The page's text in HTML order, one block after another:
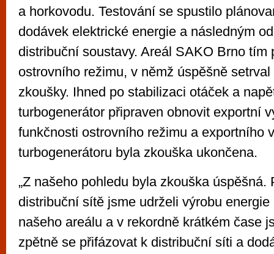
a horkovodu. Testování se spustilo
dodávek elektrické energie a následným
distribuční soustavy. Areál SAKO Brno tím
ostrovního režimu, v němž úspěšně
zkoušky. Ihned po stabilizaci otáček a
turbogenerátor připraven obnovit exportní
funkčnosti ostrovního režimu a exportního
turbogenerátoru byla zkouška ukončena.
„Z našeho pohledu byla zkouška úspěšná.
distribuční sítě jsme udrželi výrobu
našeho areálu a v rekordně krátkém čase
zpětně se přifázovat k distribuční síti a